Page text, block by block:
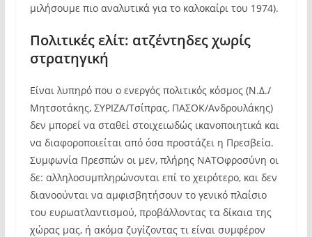
μιλήσουμε πιο αναλυτικά για το καλοκαίρι του 1974).
Πολιτικές ελίτ: ατζέντηδες χωρίς
στρατηγική
Είναι λυπηρό που ο ενεργός πολιτικός κόσμος (Ν.Δ./
Μητσοτάκης, ΣΥΡΙΖΑ/Τσίπρας, ΠΑΣΟΚ/Ανδρουλάκης)
δεν μπορεί να σταθεί στοιχειωδώς ικανοποιητικά και
να διαφοροποιείται από όσα προστάζει η Πρεσβεία.
Συμφωνία Πρεσπών οι μεν, πλήρης ΝΑΤΟφροσύνη οι
δε: αλληλοσυμπληρώνονται επί το χειρότερο, και δεν
διανοούνται να αμφισβητήσουν το γενικό πλαίσιο
του ευρωατλαντισμού, προβάλλοντας τα δίκαια της
χώρας μας, ή ακόμα ζυγίζοντας τι είναι συμφέρον